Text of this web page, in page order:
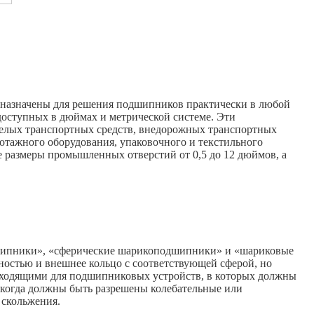
для решения подшипников практически в любой
в дюймах и метрической системе. Эти
транспортных средств, внедорожных транспортных
оборудования, упаковочного и текстильного
промышленных отверстий от 0,5 до 12 дюймов, а
«сферические шарикоподшипники» и «шариковые
и внешнее кольцо с соответствующей сферой, но
для подшипниковых устройств, в которых должны
должны быть разрешены колебательные или